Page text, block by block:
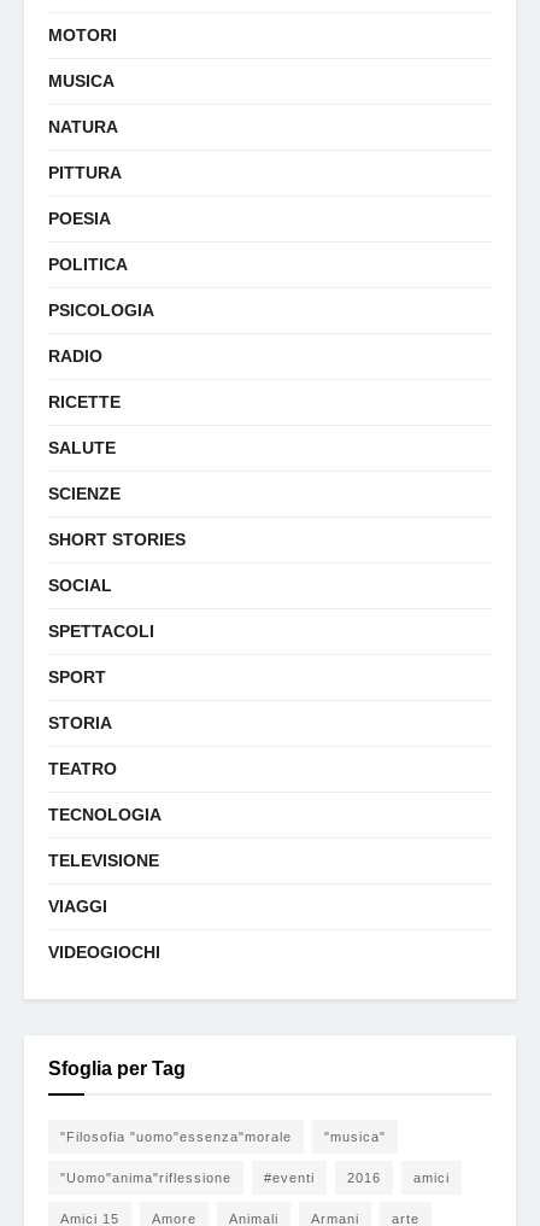
MOTORI
MUSICA
NATURA
PITTURA
POESIA
POLITICA
PSICOLOGIA
RADIO
RICETTE
SALUTE
SCIENZE
SHORT STORIES
SOCIAL
SPETTACOLI
SPORT
STORIA
TEATRO
TECNOLOGIA
TELEVISIONE
VIAGGI
VIDEOGIOCHI
Sfoglia per Tag
"Filosofia "uomo"essenza"morale "musica"
"Uomo"anima"riflessione #eventi 2016 amici
Amici 15 Amore Animali Armani arte